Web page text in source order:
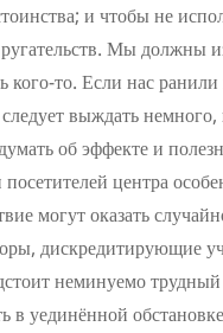
и чтобы не
Мы должны
кого-то. Если нас
выждать
об эффекте и
центра
могут оказать
дискредитирующие
неминуемо трудный
в уединённой